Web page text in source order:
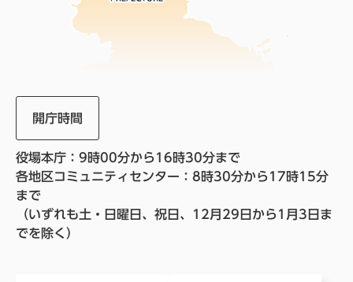
開庁時間
役場本庁：9時00分から16時30分まで
各地区コミュニティセンター：8時30分から17時15分
まで
（いずれも土・日曜日、祝日、12月29日から1月3日ま
でを除く）